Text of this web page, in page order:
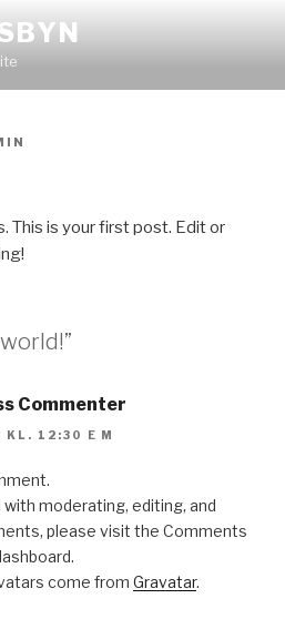
This is your first post. Edit or
Commenter
12:30 E M
moderating, editing, and
please visit the Comments
come from Gravatar.